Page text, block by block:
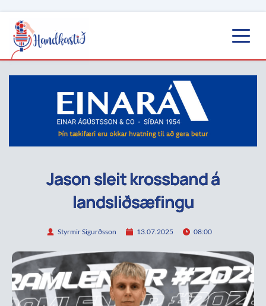
Jason sleit krossband á
landsliðsæfingu
Styrmir Sigurðsson 13.07.2025 08:00